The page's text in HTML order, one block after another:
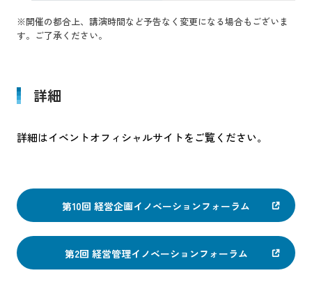
※開催の都合上、講演時間など予告なく変更になる場合もございま
す。ご了承ください。
詳細
詳細はイベントオフィシャルサイトをご覧ください。
第10回 経営企画イノベーションフォーラム
第2回 経営管理イノベーションフォーラム